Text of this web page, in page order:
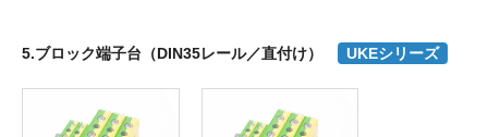
5.ブロック端子台（DIN35レール／直付け） UKEシリーズ